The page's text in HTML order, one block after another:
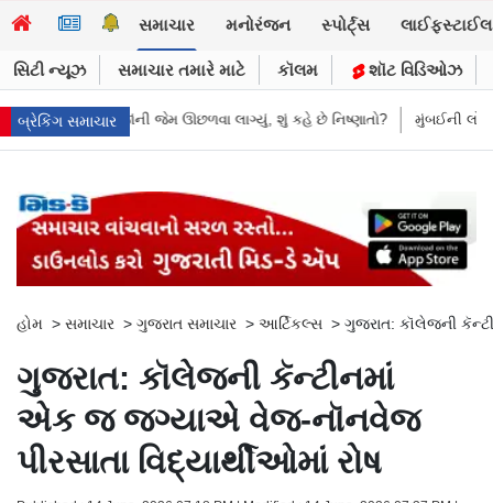
સમાચાર મનોરંજન સ્પોર્ટ્સ લાઈફસ્ટાઈલ
સિટી ન્યૂઝ સમાચાર તમારે માટે કૉલમ શૉટ વિડિઓઝ
બ્રેકિંગ સમાચાર
છે નિષ્ણાતો? મુંબઈની લોકલમાં આ શું થઈ રહ્યું છે! ચાલુ ટ્રેનમાં મહિલા પર
હોમ > સમાચાર > ગુજરાત સમાચાર > આર્ટિકલ્સ > ગુજરાત: કૉલેજની
ગુજરાત: કૉલેજની કૅન્ટીનમાં
એક જ જગ્યાએ વેજ-નૉનવેજ
પીરસાતા વિદ્યાર્થીઓમાં રોષ